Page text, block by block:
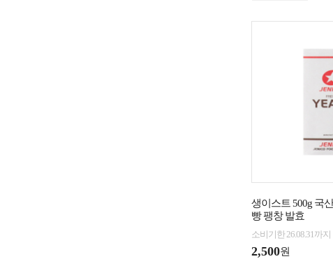
생이스트 500g 국
빵 팽창 발효
소비기한 26.08.31까지
2,500원